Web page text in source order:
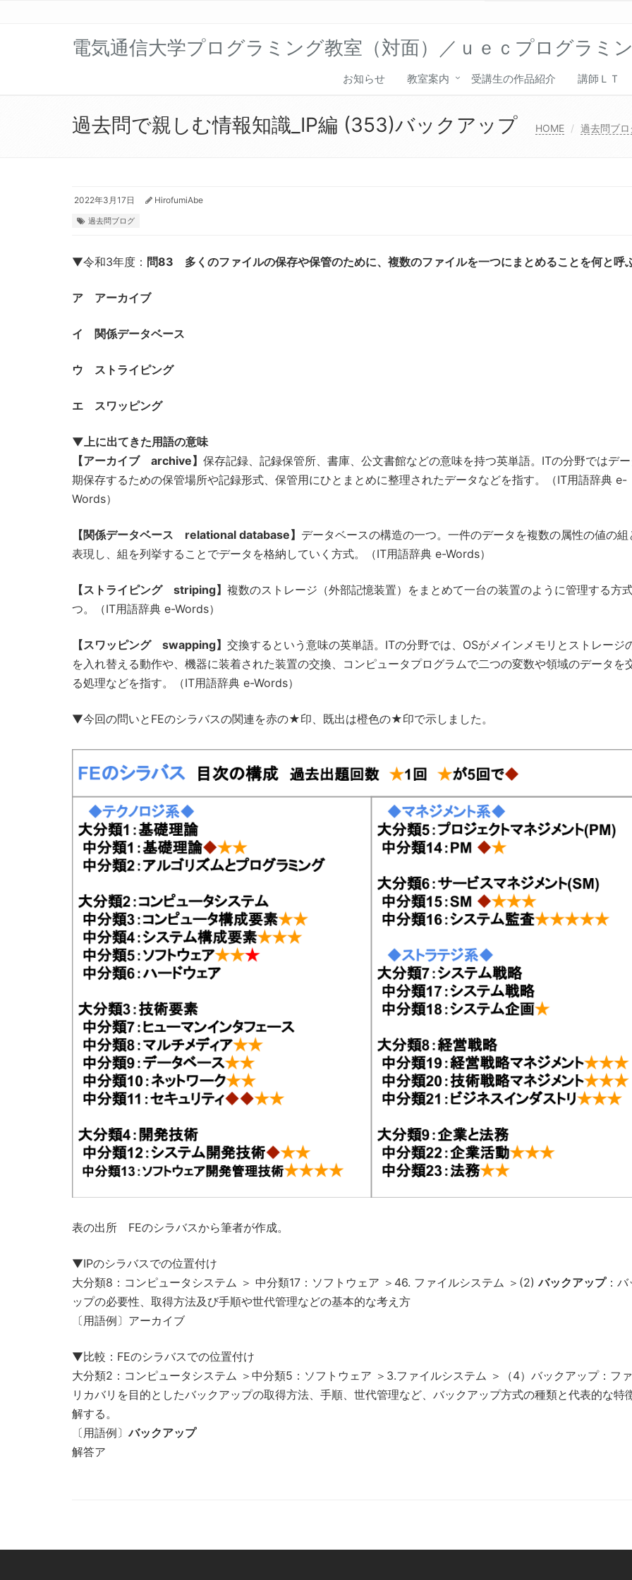
電気通信大学プログラミング教室（対面）／ｕｅｃプログラミ
お知らせ 教室案内 受講生の作品紹介 講師ＬＴ
過去問で親しむ情報知識_IP編 (353)バックアップ HOME 過去問ブロ
2022年3月17日 HirofumiAbe
過去問ブログ
▼令和3年度： 問83 多くのファイルの保存や保管のために、複数のファイルを一つにまとめることを何と呼ぶ
ア アーカイブ
イ 関係データベース
ウ ストライピング
エ スワッピング
▼上に出てきた用語の意味
【アーカイブ archive】 保存記録、記録保管所、書庫、公文書館などの意味を持つ英単語。ITの分野ではデ
期保存するための保管場所や記録形式、保管用にひとまとめに整理されたデータなどを指す。（IT用語辞典 e-
Words）
【関係データベース relational database】 データベースの構造の一つ。一件のデータを複数の属性の値の組
表現し、組を列挙することでデータを格納していく方式。（IT用語辞典 e-Words）
【ストライピング striping】 複数のストレージ（外部記憶装置）をまとめて一台の装置のように管理する方
つ。（IT用語辞典 e-Words）
【スワッピング swapping】 交換するという意味の英単語。ITの分野では、OSがメインメモリとストレージ
を入れ替える動作や、機器に装着された装置の交換、コンピュータプログラムで二つの変数や領域のデータを
る処理などを指す。（IT用語辞典 e-Words）
▼今回の問いとFEのシラバスの関連を赤の★印、既出は橙色の★印で示しました。
表の出所 FEのシラバスから筆者が作成。
▼IPのシラバスでの位置付け
大分類8：コンピュータシステム ＞ 中分類17：ソフトウェア ＞46. ファイルシステム ＞(2)バックアップ：バ
ップの必要性、取得方法及び手順や世代管理などの基本的な考え方
〔用語例〕アーカイブ
▼比較：FEのシラバスでの位置付け
大分類2：コンピュータシステム ＞中分類5：ソフトウェア ＞3.ファイルシステム ＞（4）バックアップ：フ
リカバリを目的としたバックアップの取得方法、手順、世代管理など、バックアップ方式の種類と代表的な特
解する。
〔用語例〕バックアップ
解答ア